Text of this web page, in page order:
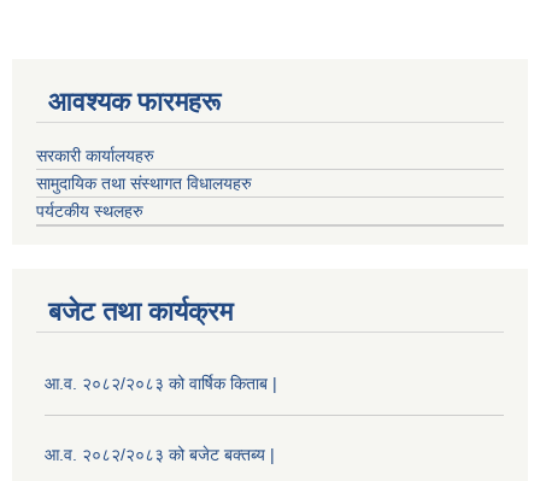
आवश्यक फारमहरू
सरकारी कार्यालयहरु
सामुदायिक तथा संस्थागत विधालयहरु
पर्यटकीय स्थलहरु
बजेट तथा कार्यक्रम
आ.व. २०८२/२०८३ को वार्षिक किताब |
आ.व. २०८२/२०८३ को बजेट बक्तब्य |